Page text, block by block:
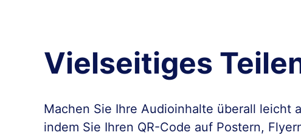
Vielseitiges
Machen Sie Ihre Audioinhalte überall leicht
indem Sie Ihren QR-Code auf Postern,